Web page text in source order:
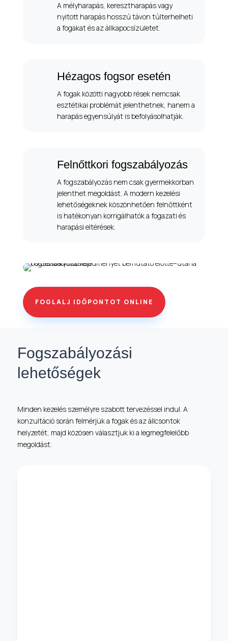
A mélyharapás, keresztharapás vagy
nyitott harapás hosszú távon túlterhelheti
a fogakat és az állkapocsízületet.
Hézagos fogsor esetén
A fogak közötti nagyobb rések nemcsak
esztétikai problémát jelenthetnek, hanem a
harapás egyensúlyát is befolyásolhatják.
Felnőttkori fogszabályozás
A fogszabályozás nem csak gyermekkorban
jelenthet megoldást. A modern kezelési
lehetőségeknek köszönhetően felnőttként
is hatékonyan korrigálhatók a fogazati és
harapási eltérések.
FOGLALJ IDŐPONTOT ONLINE
Fogszabályozási
lehetőségek
Minden kezelés személyre szabott tervezéssel indul. A
konzultáció során felmérjük a fogak és az állcsontok
helyzetét, majd közösen választjuk ki a legmegfelelőbb
megoldást.